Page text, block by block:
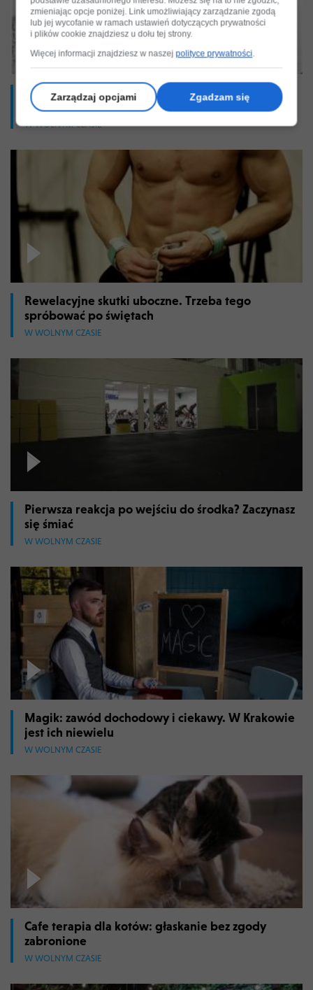
Kultowy Feniks: protesty konserwatorów, striptiz
i kolejna młodość
W WOLNYM CZASIE
Rewelacyjne skutki uboczne. Trzeba tego
spróbować po świętach
W WOLNYM CZASIE
Pierwsza reakcja po wejściu do środka? Zaczynasz
się śmiać
W WOLNYM CZASIE
Magik: zawód dochodowy i ciekawy. W Krakowie
jest ich niewielu
W WOLNYM CZASIE
Cafe terapia dla kotów: głaskanie bez zgody
zabronione
W WOLNYM CZASIE
zmieniając opcje poniżej. Link umożliwiający zarządzanie zgodą
lub jej wycofanie w ramach ustawień dotyczących prywatności
i plików cookie znajdziesz u dołu tej strony.
Więcej informacji znajdziesz w naszejpolityce prywatności.
Zarządzaj opcjami Zgadzam się